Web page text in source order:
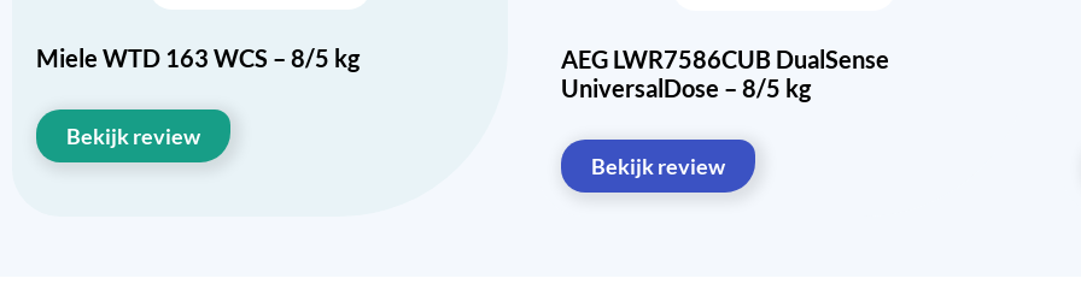
Miele WTD 163 WCS – 8/5 kg
Bekijk review
AEG LWR7586CUB DualSense
UniversalDose – 8/5 kg
Bekijk review